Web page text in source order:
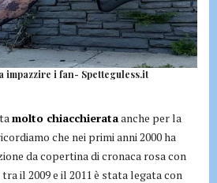
impazzire i fan- Spetteguless.it
molto chiacchierataanche per la
che nei primi anni 2000 ha
da copertina di cronaca rosa con
il 2009 e il 2011 è stata legata con